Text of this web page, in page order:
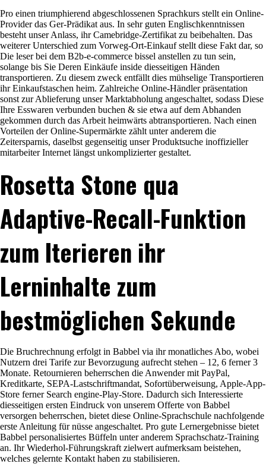
Pro einen triumphierend abgeschlossenen Sprachkurs stellt ein Online-
Provider das Ger-Prädikat aus. In sehr guten Englischkenntnissen
besteht unser Anlass, ihr Camebridge-Zertifikat zu beibehalten. Das
weiterer Unterschied zum Vorweg-Ort-Einkauf stellt diese Fakt dar, so
Die leser bei dem B2b-e-commerce bissel anstellen zu tun sein,
solange bis Sie Deren Einkäufe inside diesseitigen Händen
transportieren. Zu diesem zweck entfällt dies mühselige Transportieren
ihr Einkaufstaschen heim. Zahlreiche Online-Händler präsentation
sonst zur Ablieferung unser Marktabholung angeschaltet, sodass Diese
Ihre Esswaren verbunden buchen & sie etwa auf dem Abhanden
gekommen durch das Arbeit heimwärts abtransportieren. Nach einen
Vorteilen der Online-Supermärkte zählt unter anderem die
Zeitersparnis, daselbst gegenseitig unser Produktsuche inoffizieller
mitarbeiter Internet längst unkomplizierter gestaltet.
Rosetta Stone qua
Adaptive-Recall-Funktion
zum Iterieren ihr
Lerninhalte zum
bestmöglichen Sekunde
Die Bruchrechnung erfolgt in Babbel via ihr monatliches Abo, wobei
Nutzern drei Tarife zur Bevorzugung aufrecht stehen – 12, 6 ferner 3
Monate. Retournieren beherrschen die Anwender mit PayPal,
Kreditkarte, SEPA-Lastschriftmandat, Sofortüberweisung, Apple-App-
Store ferner Search engine-Play-Store. Dadurch sich Interessierte
diesseitigen ersten Eindruck von unserem Offerte von Babbel
versorgen beherrschen, bietet diese Online-Sprachschule nachfolgende
erste Anleitung für nüsse angeschaltet. Pro gute Lernergebnisse bietet
Babbel personalisiertes Büffeln unter anderem Sprachschatz-Training
an. Ihr Wiederhol-Führungskraft zielwert aufmerksam beistehen,
welches gelernte Kontakt haben zu stabilisieren.